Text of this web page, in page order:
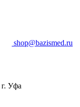
shop@bazismed.ru
Уфа